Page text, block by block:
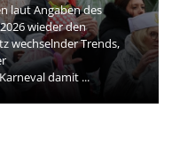
laut Angaben des
wieder den
wechselnder Trends,
damit ...